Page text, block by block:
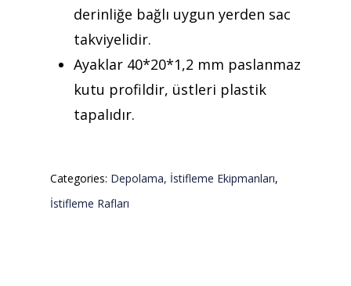
derinliğe bağlı uygun yerden sac
takviyelidir.
Ayaklar 40*20*1,2 mm paslanmaz
kutu profildir, üstleri plastik
tapalıdır.
Categories: Depolama, İstifleme Ekipmanları,
İstifleme Rafları